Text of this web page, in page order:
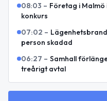
08:03 – Företag i
konkurs
07:02 –
person skadad
06:27 – Samhall
treårigt avtal